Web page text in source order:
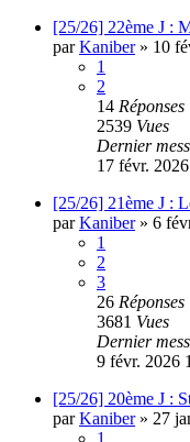
[25/26] 22ème J :
parKaniber» 10
1
2
14 Réponses
2539 Vues
Dernier
17 févr.
[25/26] 21ème J :
parKaniber» 6
1
2
3
26 Réponses
3681 Vues
Dernier
9 févr. 2026
[25/26] 20ème J :
parKaniber» 27
1